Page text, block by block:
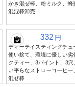
かき混ぜ棒、粉ミルク、蜂
混混棒卸売
332 円
ティーテイスティングチュ
使い捨て、環境に優しい劣
クティー、3パイント、3穴
い平らなストローコーヒー
混ぜ棒